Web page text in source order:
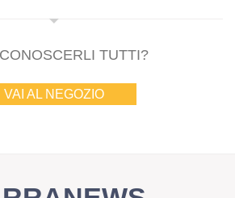
TUTTI?
VAI AL NEGOZIO